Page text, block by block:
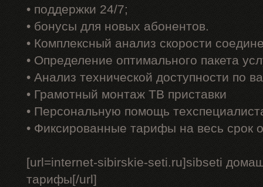
• поддержки 24/7;
• бонусы для новых абонентов.
• Комплексный анализ скорости
• Определение оптимального пакета
• Анализ технической доступности по
• Грамотный монтаж ТВ приставки
• Персональную помощь
• Фиксированные тарифы на весь срок
[url=internet-sibirskie-seti.ru]sibseti
тарифы[/url]